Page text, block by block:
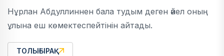
Нұрлан Абдуллиннен бала тудым деген әйел оның
ұлына еш көмектеспейтінін айтады.
ТОЛЫҒЫРАҚ